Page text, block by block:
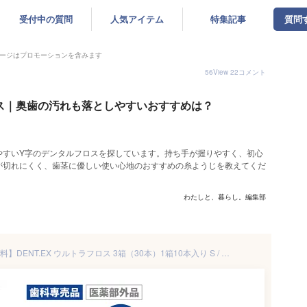
受付中の質問 人気アイテム 特集記事 質問
ジはプロモーションを含みます
56View 22コメント
奥歯の汚れも落としやすいおすすめは？
いY字のデンタルフロスを探しています。持ち手が握りやすく、初心
れにくく、歯茎に優しい使い心地のおすすめの糸ようじを教えてくだ
わたしと、暮らし。編集部